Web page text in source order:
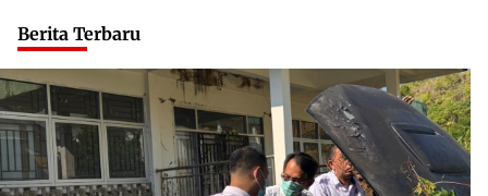
Berita Terbaru